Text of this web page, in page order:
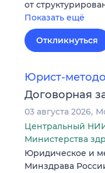
от
Показать ещё
Откликнуться
Юрист-
Договорная
03 августа 2026
Центральный
Министерства
Юридическое и
Минздрава